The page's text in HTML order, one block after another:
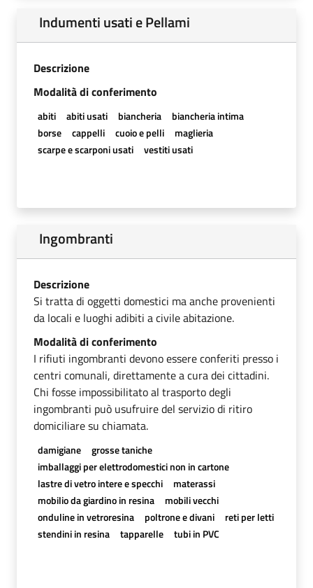
Indumenti usati e Pellami
Descrizione
Modalità di conferimento
abiti abiti usati biancheria
biancheria intima
borse
cappelli cuoio e pelli
maglieria
scarpe e scarponi usati
vestiti usati
Ingombranti
Descrizione
Si tratta di oggetti domestici ma anche provenienti
da locali e luoghi adibiti a civile abitazione.
Modalità di conferimento
I rifiuti ingombranti devono essere conferiti presso i
centri comunali, direttamente a cura dei cittadini.
Chi fosse impossibilitato al trasporto degli
ingombranti può usufruire del servizio di ritiro
domiciliare su chiamata.
damigiane
grosse taniche
imballaggi per elettrodomestici non in cartone
lastre di vetro intere e specchi
materassi
mobilio da giardino in resina
mobili vecchi
onduline in vetroresina
poltrone e divani
reti per letti
stendini in resina
tapparelle tubi in PVC